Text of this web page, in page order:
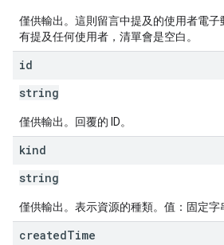
僅供輸出。這則留言中提及的使用者電子
有提及任何使用者，清單會是空白。
id
string
僅供輸出。回覆的 ID。
kind
string
僅供輸出。表示資源的種類。值：固定字
createdTime